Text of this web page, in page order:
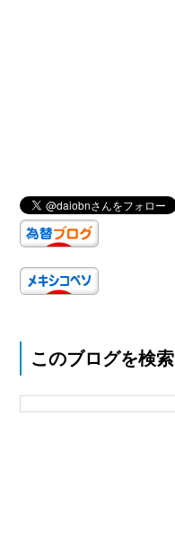
このブログを検索